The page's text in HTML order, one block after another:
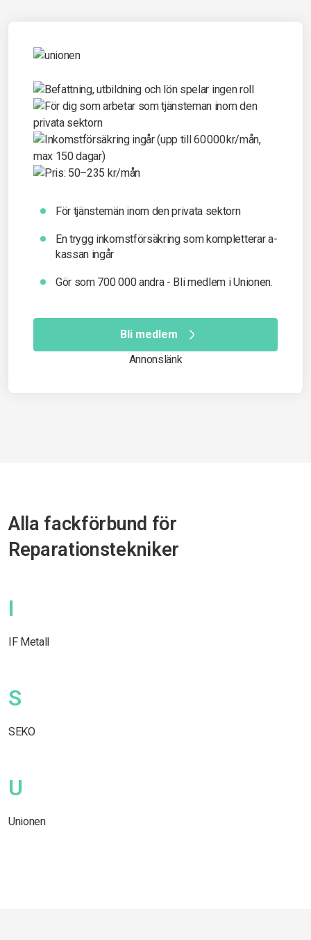
För tjänstemän inom den privata sektorn
En trygg inkomst­försäkring som kompletterar a-
kassan ingår
Gör som 700 000 andra - Bli medlem i Unionen.
Bli medlem
Annonslänk
Alla fackförbund för
Reparationstekniker
I
IF Metall
S
SEKO
U
Unionen